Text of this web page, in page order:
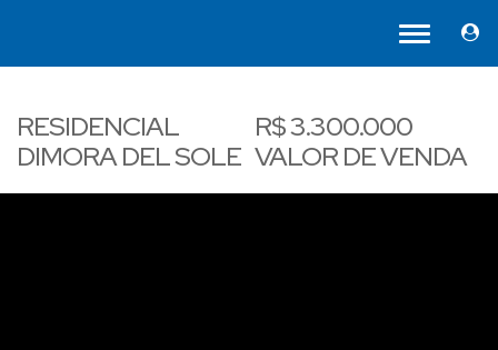
RESIDENCIAL
DIMORA DEL SOLE
R$3.300.000
VALOR DE VENDA